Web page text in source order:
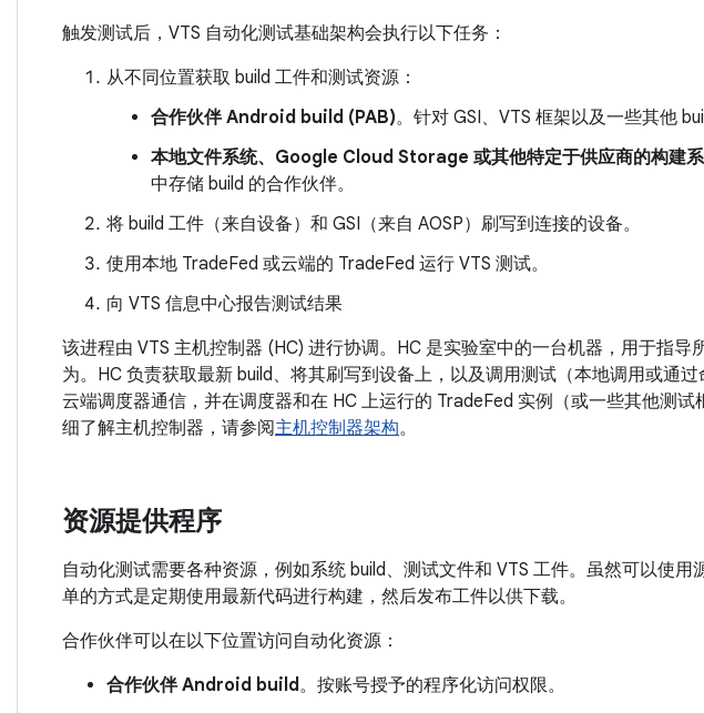
触发测试后，VTS 自动化测试基础架构会执行以下任务：
从不同位置获取 build 工件和测试资源：
合作伙伴 Android build (PAB)。针对 GSI、VTS 框架以及一些其他
本地文件系统、Google Cloud Storage 或其他特定于供应商的构建
中存储 build 的合作伙伴。
将 build 工件（来自设备）和 GSI（来自 AOSP）刷写到连接的设备。
使用本地 TradeFed 或云端的 TradeFed 运行 VTS 测试。
向 VTS 信息中心报告测试结果
该进程由 VTS 主机控制器 (HC) 进行协调。HC 是实验室中的一台机器，用于指导
为。HC 负责获取最新 build、将其刷写到设备上，以及调用测试（本地调用或通
云端调度器通信，并在调度器和在 HC 上运行的 TradeFed 实例（或一些其他测
细了解主机控制器，请参阅主机控制器架构。
资源提供程序
自动化测试需要各种资源，例如系统 build、测试文件和 VTS 工件。虽然可以使
单的方式是定期使用最新代码进行构建，然后发布工件以供下载。
合作伙伴可以在以下位置访问自动化资源：
合作伙伴 Android build。按账号授予的程序化访问权限。